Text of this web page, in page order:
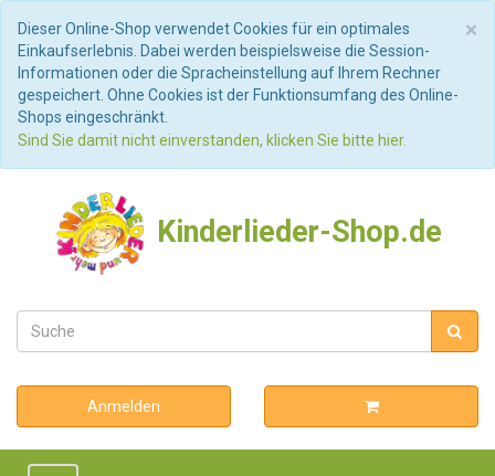
×
Dieser Online-Shop verwendet Cookies für ein optimales
Einkaufserlebnis. Dabei werden beispielsweise die Session-
Informationen oder die Spracheinstellung auf Ihrem Rechner
gespeichert. Ohne Cookies ist der Funktionsumfang des Online-
Shops eingeschränkt.
Sind Sie damit nicht einverstanden, klicken Sie bitte hier.
Kinderlieder-Shop.de
Anmelden